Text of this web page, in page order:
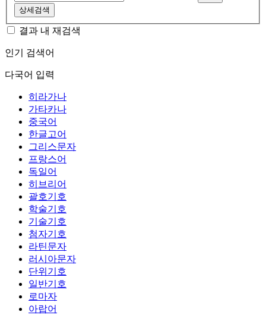
상세검색
결과 내 재검색
인기 검색어
다국어 입력
히라가나
가타카나
중국어
한글고어
그리스문자
프랑스어
독일어
히브리어
괄호기호
학술기호
기술기호
첨자기호
라틴문자
러시아문자
단위기호
일반기호
로마자
아랍어